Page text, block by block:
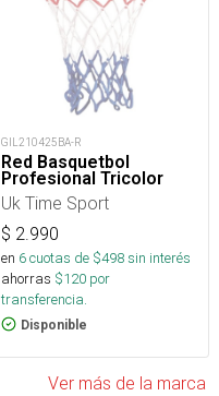
GIL210425BA-R
Red Basquetbol
Profesional Tricolor
Uk Time Sport
$ 2.990
en 6cuotas de $498sin interés
ahorras $120 por
transferencia.
Disponible
Ver más de la marca